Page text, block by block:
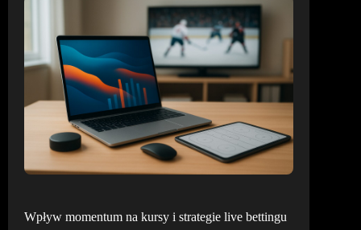
Wpływ momentum na kursy i strategie live bettingu